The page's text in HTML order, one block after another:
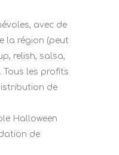
avec de
la région (peut
relish, salsa,
Tous les profits
de
Halloween
de